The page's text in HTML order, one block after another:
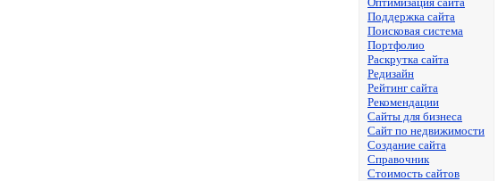
Поддержка сайта
Поисковая система
Портфолио
Раскрутка сайта
Редизайн
Рейтинг сайта
Рекомендации
Сайты для бизнеса
Сайт по недвижимости
Создание сайта
Справочник
Стоимость сайтов